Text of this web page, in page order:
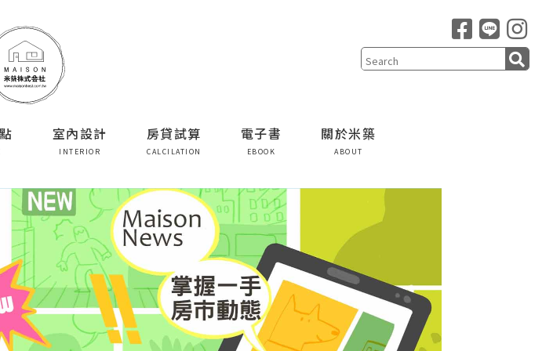
室內設計
INTERIOR
房貸試算
CALCILATION
電子書
EBOOK
關於米築
ABOUT